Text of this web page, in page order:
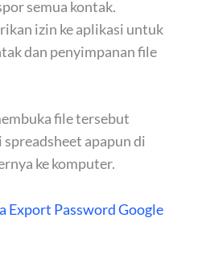
semua kontak.
izin ke aplikasi untuk
dan penyimpanan file
file tersebut
apapun di
ke komputer.
Export Password Google